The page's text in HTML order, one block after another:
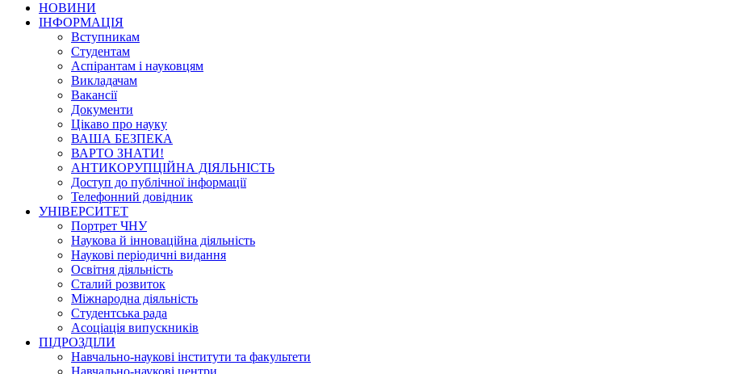
НОВИНИ
ІНФОРМАЦІЯ
Вступникам
Студентам
Аспірантам і науковцям
Викладачам
Вакансії
Документи
Цікаво про науку
ВАША БЕЗПЕКА
ВАРТО ЗНАТИ!
АНТИКОРУПЦІЙНА ДІЯЛЬНІСТЬ
Доступ до публічної інформації
Телефонний довідник
УНІВЕРСИТЕТ
Портрет ЧНУ
Наукова й інноваційна діяльність
Наукові періодичні видання
Освітня діяльність
Сталий розвиток
Міжнародна діяльність
Студентська рада
Асоціація випускників
ПІДРОЗДІЛИ
Навчально-наукові інститути та факультети